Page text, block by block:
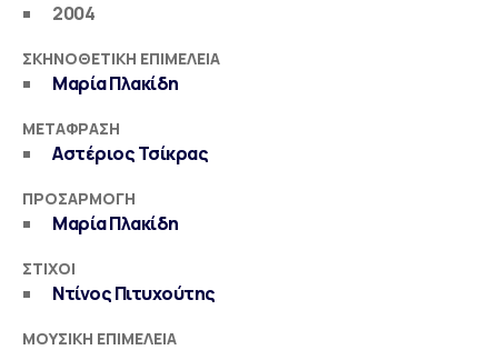
2004
ΣΚΗΝΟΘΕΤΙΚΉ ΕΠΙΜΈΛΕΙΑ
Μαρία Πλακίδη
ΜΕΤΆΦΡΑΣΗ
Αστέριος Τσίκρας
ΠΡΟΣΑΡΜΟΓΉ
Μαρία Πλακίδη
ΣΤΊΧΟΙ
Ντίνος Πιτυχούτης
ΜΟΥΣΙΚΉ ΕΠΙΜΈΛΕΙΑ